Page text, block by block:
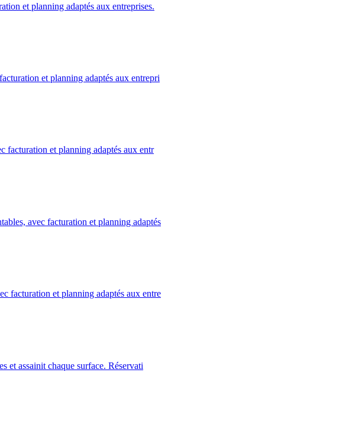
et planning adaptés aux entreprises.
et planning adaptés aux entrepri
facturation et planning adaptés aux entr
avec facturation et planning adaptés
facturation et planning adaptés aux entre
et assainit chaque surface. Réservati